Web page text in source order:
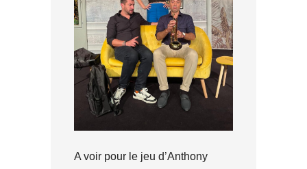
A voir pour le jeu d’Anthony